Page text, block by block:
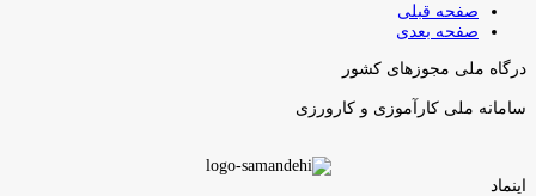
صفحه قبلی
صفحه بعدی
درگاه ملی مجوزهای کشور
سامانه ملی کارآموزی و کارورزی
اینماد